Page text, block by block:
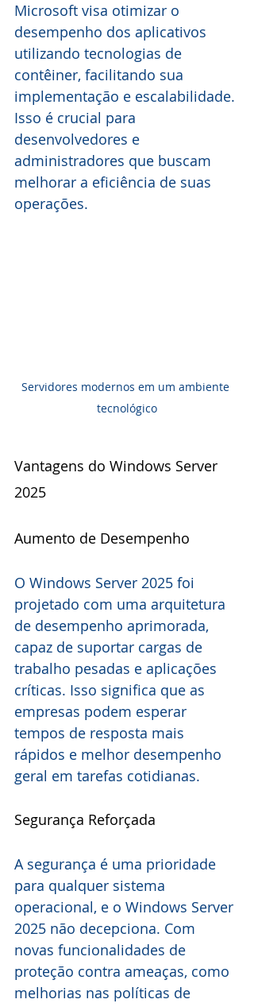
Microsoft visa otimizar o
desempenho dos aplicativos
utilizando tecnologias de
contêiner, facilitando sua
implementação e escalabilidade.
Isso é crucial para
desenvolvedores e
administradores que buscam
melhorar a eficiência de suas
operações.
Servidores modernos em um ambiente
tecnológico
Vantagens do Windows Server
2025
Aumento de Desempenho
O Windows Server 2025 foi
projetado com uma arquitetura
de desempenho aprimorada,
capaz de suportar cargas de
trabalho pesadas e aplicações
críticas. Isso significa que as
empresas podem esperar
tempos de resposta mais
rápidos e melhor desempenho
geral em tarefas cotidianas.
Segurança Reforçada
A segurança é uma prioridade
para qualquer sistema
operacional, e o Windows Server
2025 não decepciona. Com
novas funcionalidades de
proteção contra ameaças, como
melhorias nas políticas de